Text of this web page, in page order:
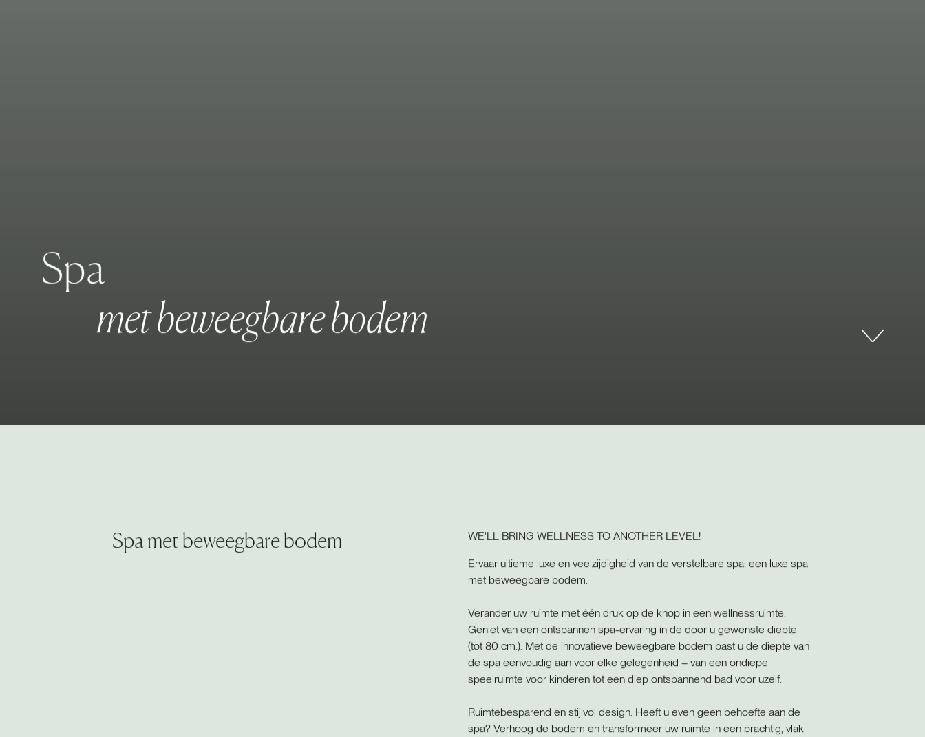
Spa
metbeweegbarebodem
Spa met beweegbare bodem WE'LL BRING WELLNESS TO ANOTHER LEVEL!
Ervaar ultieme luxe en veelzijdigheid van de verstelbare spa: een luxe spa
met beweegbare bodem.
Verander uw ruimte met één druk op de knop in een wellnessruimte.
Geniet van een ontspannen spa-ervaring in de door u gewenste diepte
(tot 80 cm.). Met de innovatieve beweegbare bodem past u de diepte van
de spa eenvoudig aan voor elke gelegenheid – van een ondiepe
speelruimte voor kinderen tot een diep ontspannend bad voor uzelf.
Ruimtebesparend en stijlvol design. Heeft u even geen behoefte aan de
spa? Verhoog de bodem en transformeer uw ruimte in een prachtig, vlak